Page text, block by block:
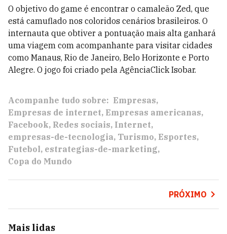
O objetivo do game é encontrar o camaleão Zed, que
está camuflado nos coloridos cenários brasileiros. O
internauta que obtiver a pontuação mais alta ganhará
uma viagem com acompanhante para visitar cidades
como Manaus, Rio de Janeiro, Belo Horizonte e Porto
Alegre. O jogo foi criado pela AgênciaClick Isobar.
Acompanhe tudo sobre: Empresas
Empresas de internet Empresas americanas
Facebook Redes sociais Internet
empresas-de-tecnologia Turismo Esportes
Futebol estrategias-de-marketing
Copa do Mundo
PRÓXIMO
Mais lidas